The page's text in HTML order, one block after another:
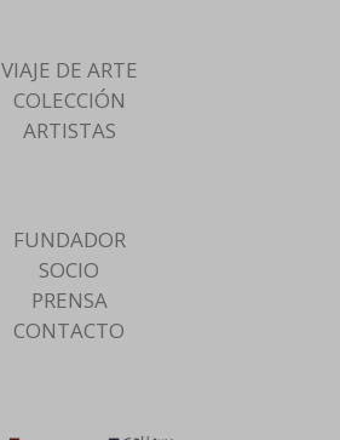
VIAJE DE ARTE
COLECCIÓN
ARTISTAS
FUNDADOR
SOCIO
PRENSA
CONTACTO